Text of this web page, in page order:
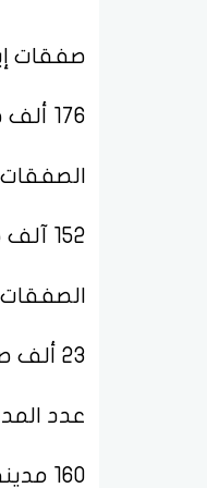
صفقات
176 ألف صفقة
الصفقات
152 آلف صفقة
الصفقات
23 ألف صفقة
عدد
160 مدينة ومحافظة